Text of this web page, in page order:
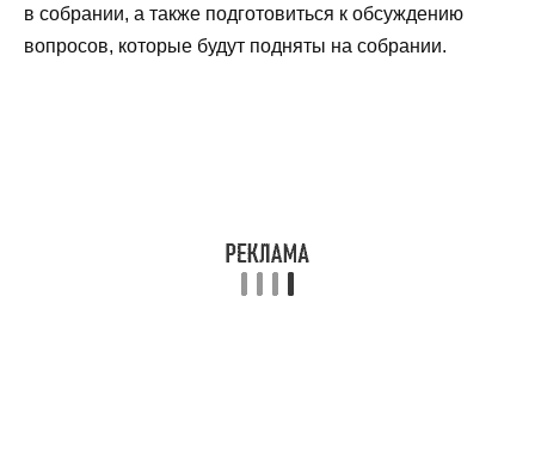
в собрании, а также подготовиться к обсуждению
вопросов, которые будут подняты на собрании.